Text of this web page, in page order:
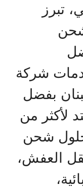
تبرز
شركة
بفضل
لأكثر من
شحن
العفش،